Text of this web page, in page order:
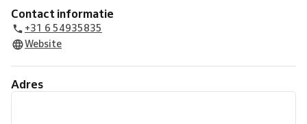
Contact informatie
+31 6 54935835
Website
Adres